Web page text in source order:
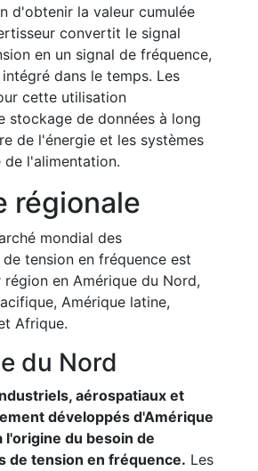
d'obtenir la valeur cumulée
convertit le signal
en un signal de fréquence,
dans le temps. Les
cette utilisation
stockage de données à long
de l'énergie et les systèmes
de l'alimentation.
régionale
mondial des
tension en fréquence est
région en Amérique du Nord,
Amérique latine,
Afrique.
du Nord
aérospatiaux et
développés d'Amérique
l'origine du besoin de
de tension en fréquence. Les